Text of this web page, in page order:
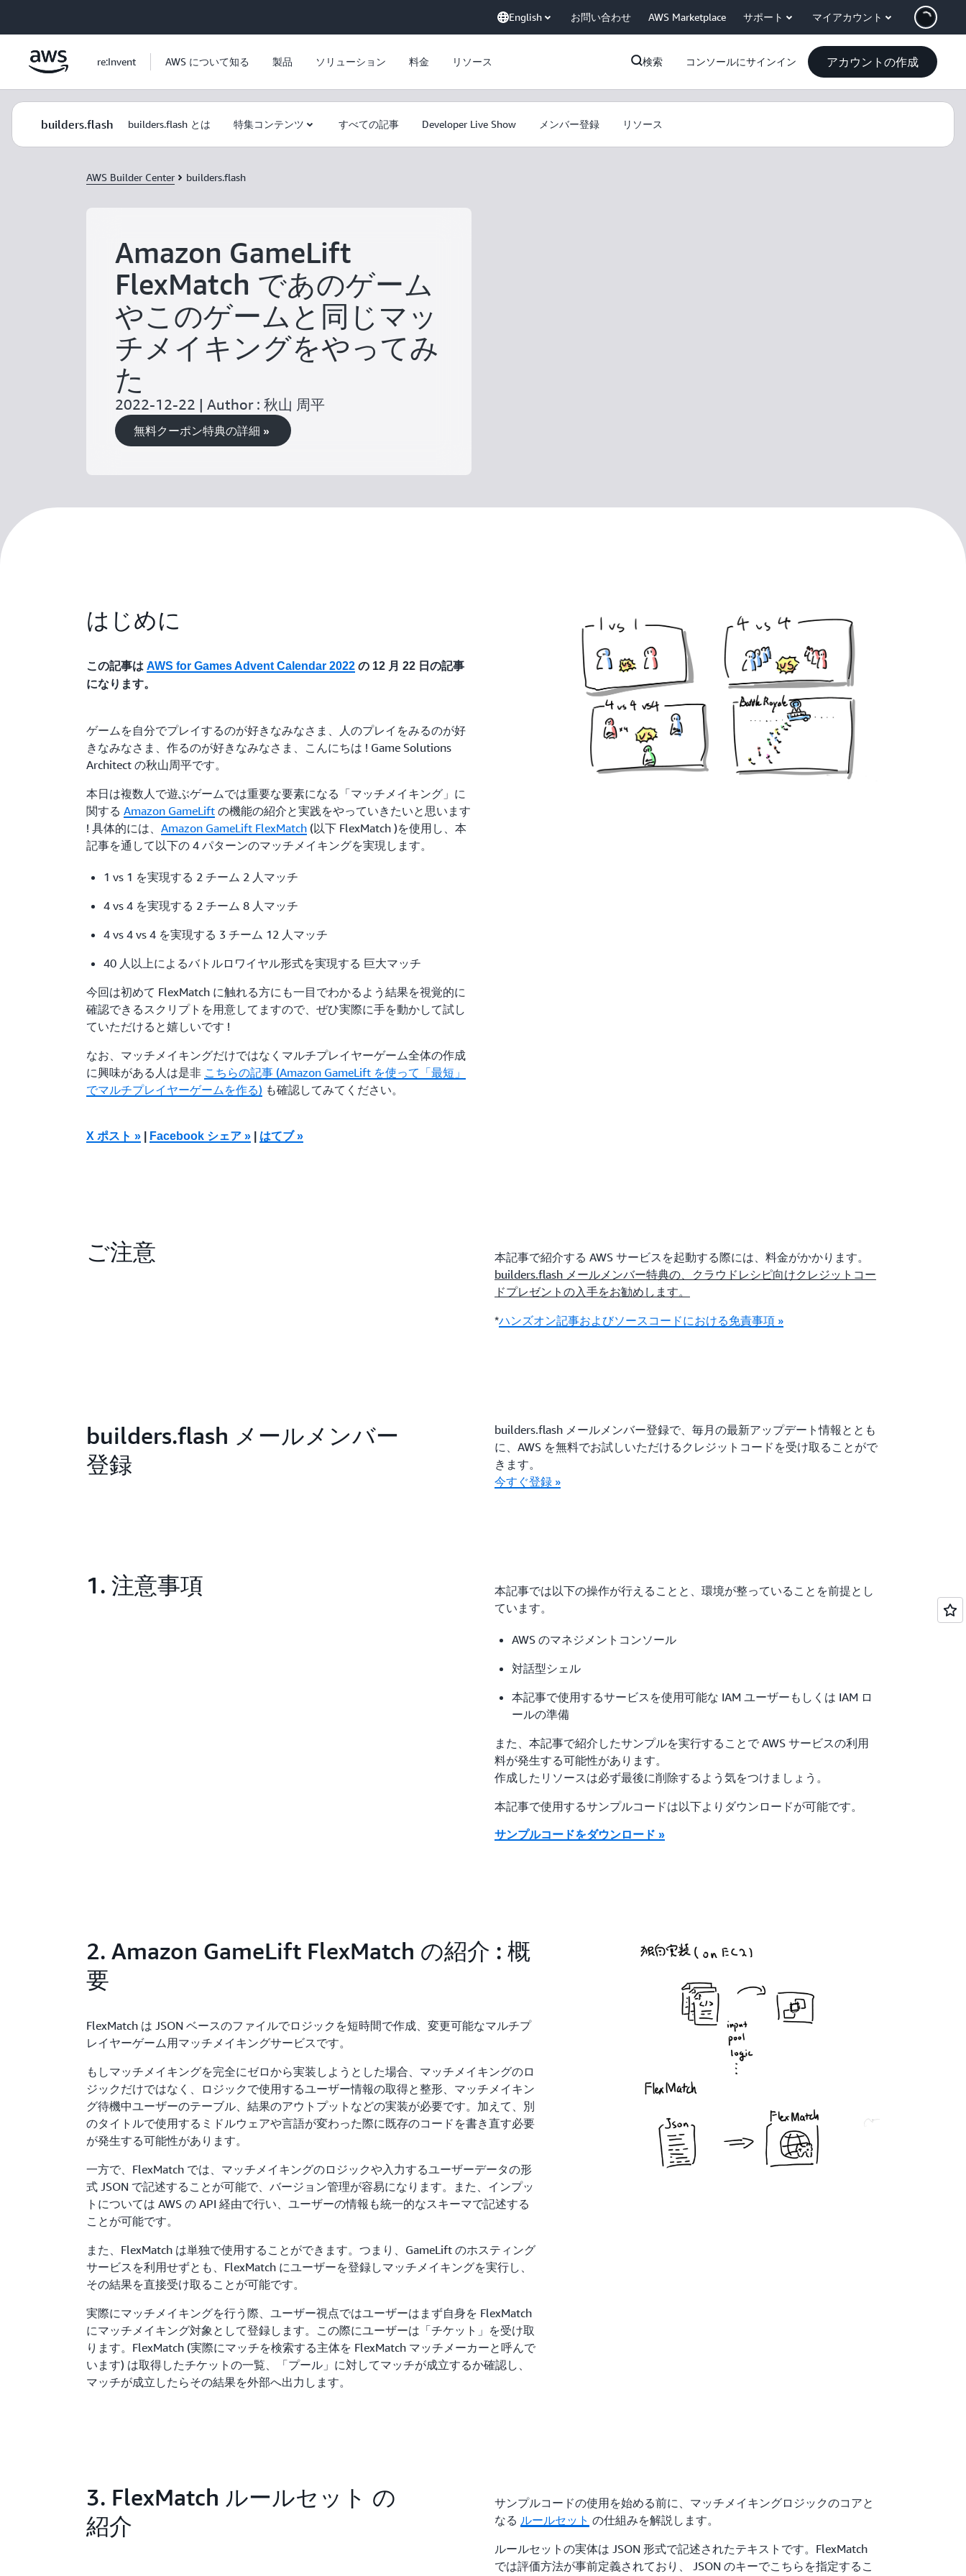
English お問い合わせ AWS Marketplace サポート マイアカウント
re:Invent AWS について知る 製品 ソリューション 料金 リソース 検索 コンソールにサインイン アカウントの作成
builders.flash builders.flash とは 特集コンテンツ すべての記事 Developer Live Show メンバー登録 リソース
AWS Builder Center builders.flash
Amazon GameLift
FlexMatch であのゲーム
やこのゲームと同じマッ
チメイキングをやってみ
た
2022-12-22 | Author : 秋山 周平
無料クーポン特典の詳細 »
はじめに
この記事はAWS for Games Advent Calendar 2022 の 12 月 22 日の記事
になります。
ゲームを自分でプレイするのが好きなみなさま、人のプレイをみるのが好
きなみなさま、作るのが好きなみなさま、こんにちは ! Game Solutions
Architect の秋山周平です。
本日は複数人で遊ぶゲームでは重要な要素になる「マッチメイキング」に
関するAmazon GameLift の機能の紹介と実践をやっていきたいと思います
! 具体的には、Amazon GameLift FlexMatch (以下 FlexMatch )を使用し、本
記事を通して以下の 4 パターンのマッチメイキングを実現します。
1 vs 1 を実現する 2 チーム 2 人マッチ
4 vs 4 を実現する 2 チーム 8 人マッチ
4 vs 4 vs 4 を実現する 3 チーム 12 人マッチ
40 人以上によるバトルロワイヤル形式を実現する 巨大マッチ
今回は初めて FlexMatch に触れる方にも一目でわかるよう結果を視覚的に
確認できるスクリプトを用意してますので、ぜひ実際に手を動かして試し
ていただけると嬉しいです !
なお、マッチメイキングだけではなくマルチプレイヤーゲーム全体の作成
に興味がある人は是非 こちらの記事 (Amazon GameLift を使って「最短」
でマルチプレイヤーゲームを作る) も確認してみてください。
X ポスト » Facebook シェア » はてブ »
ご注意
本記事で紹介する AWS サービスを起動する際には、料金がかかります。
builders.flash メールメンバー特典の、クラウドレシピ向けクレジットコー
ドプレゼントの入手をお勧めします。
*ハンズオン記事およびソースコードにおける免責事項 »
builders.flash メールメンバー
登録
builders.flash メールメンバー登録で、毎月の最新アップデート情報ととも
に、AWS を無料でお試しいただけるクレジットコードを受け取ることがで
きます。
今すぐ登録 »
1. 注意事項
本記事では以下の操作が行えることと、環境が整っていることを前提とし
ています。
AWS のマネジメントコンソール
対話型シェル
本記事で使用するサービスを使用可能な IAM ユーザーもしくは IAM ロ
ールの準備
また、本記事で紹介したサンプルを実行することで AWS サービスの利用
料が発生する可能性があります。
作成したリソースは必ず最後に削除するよう気をつけましょう。
本記事で使用するサンプルコードは以下よりダウンロードが可能です。
サンプルコードをダウンロード »
2. Amazon GameLift FlexMatch の紹介 : 概
要
FlexMatch は JSON ベースのファイルでロジックを短時間で作成、変更可能なマルチプ
レイヤーゲーム用マッチメイキングサービスです。
もしマッチメイキングを完全にゼロから実装しようとした場合、マッチメイキングのロ
ジックだけではなく、ロジックで使用するユーザー情報の取得と整形、マッチメイキン
グ待機中ユーザーのテーブル、結果のアウトプットなどの実装が必要です。加えて、別
のタイトルで使用するミドルウェアや言語が変わった際に既存のコードを書き直す必要
が発生する可能性があります。
一方で、FlexMatch では、マッチメイキングのロジックや入力するユーザーデータの形
式 JSON で記述することが可能で、バージョン管理が容易になります。また、インプッ
トについては AWS の API 経由で行い、ユーザーの情報も統一的なスキーマで記述する
ことが可能です。
また、FlexMatch は単独で使用することができます。つまり、GameLift のホスティング
サービスを利用せずとも、FlexMatch にユーザーを登録しマッチメイキングを実行し、
その結果を直接受け取ることが可能です。
実際にマッチメイキングを行う際、ユーザー視点ではユーザーはまず自身を FlexMatch
にマッチメイキング対象として登録します。この際にユーザーは「チケット」を受け取
ります。FlexMatch (実際にマッチを検索する主体を FlexMatch マッチメーカーと呼んで
います) は取得したチケットの一覧、「プール」に対してマッチが成立するか確認し、
マッチが成立したらその結果を外部へ出力します。
3. FlexMatch ルールセット の
紹介
サンプルコードの使用を始める前に、マッチメイキングロジックのコアと
なる ルールセット の仕組みを解説します。
ルールセットの実体は JSON 形式で記述されたテキストです。FlexMatch
では評価方法が事前定義されており、 JSON のキーでこちらを指定するこ